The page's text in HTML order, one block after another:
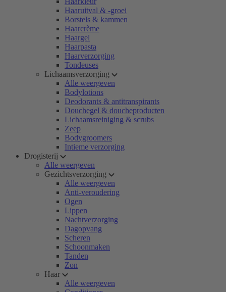
Haaruitval & -groei
Borstels & kammen
Haarcrème
Haargel
Haarpasta
Haarverzorging
Tondeuses
Lichaamsverzorging
Alle weergeven
Bodylotions
Deodorants & antitranspirants
Douchegel & doucheproducten
Lichaamsreiniging & scrubs
Zeep
Bodygroomers
Intieme verzorging
Drogisterij
Alle weergeven
Gezichtsverzorging
Alle weergeven
Anti-veroudering
Ogen
Lippen
Nachtverzorging
Dagopvang
Scheren
Schoonmaken
Tanden
Zon
Haar
Alle weergeven